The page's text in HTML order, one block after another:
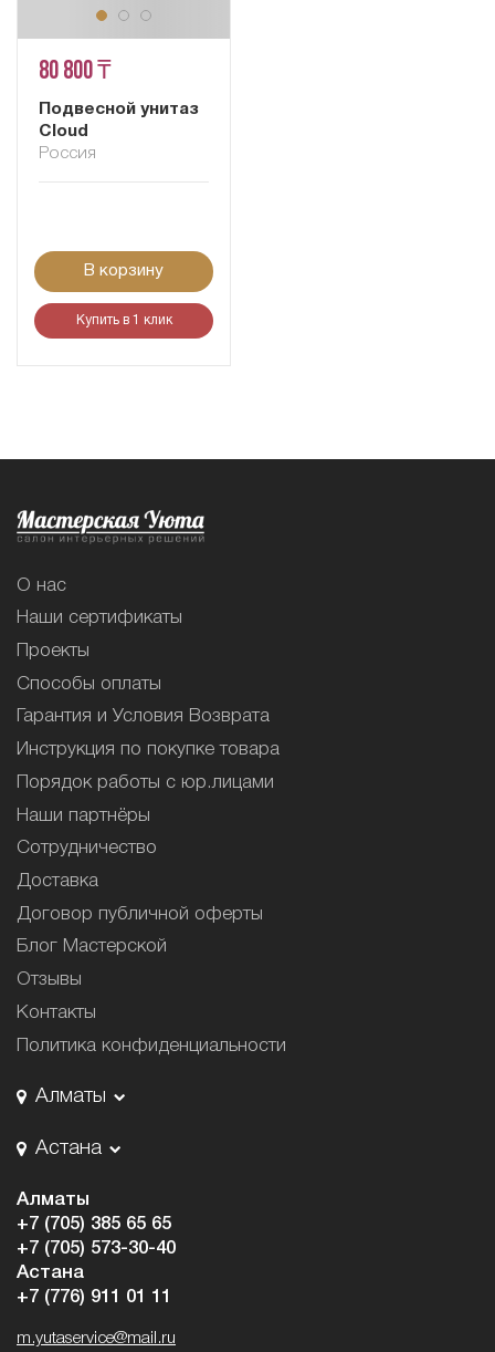
80 800 ₸
Подвесной унитаз
Cloud
Россия
В корзину
Купить в 1 клик
О нас
Наши сертификаты
Проекты
Способы оплаты
Гарантия и Условия Возврата
Инструкция по покупке товара
Порядок работы с юр.лицами
Наши партнёры
Сотрудничество
Доставка
Договор публичной оферты
Блог Мастерской
Отзывы
Контакты
Политика конфиденциальности
Алматы
Астана
Алматы
+7 (705) 385 65 65
+7 (705) 573-30-40
Астана
+7 (776) 911 01 11
m.yutaservice@mail.ru